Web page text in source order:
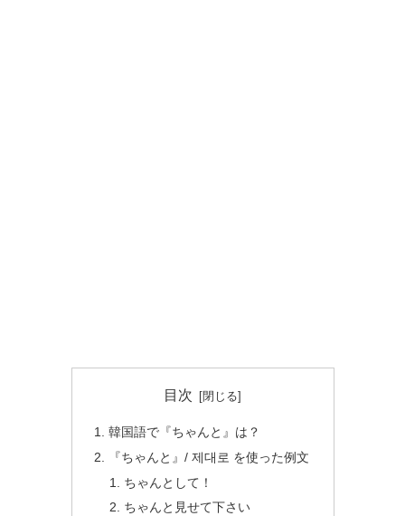
目次
韓国語で『ちゃんと』は？
『ちゃんと』/ 제대로 を使った例文
ちゃんとして！
ちゃんと見せて下さい